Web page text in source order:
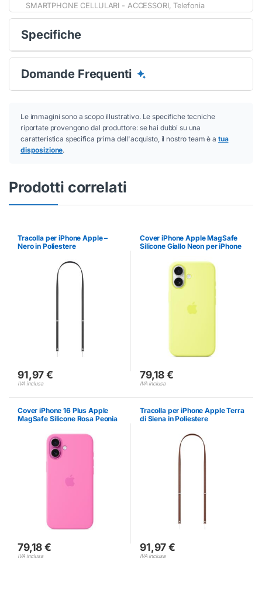
SMARTPHONE CELLULARI - ACCESSORI ,Telefonia
Specifiche
Domande Frequenti
Le immagini sono a scopo illustrativo. Le specifiche tecniche
riportate provengono dal produttore: se hai dubbi su una
caratteristica specifica prima dell'acquisto, il nostro team è a tua
disposizione.
Prodotti correlati
Tracolla per iPhone Apple –
Nero in Poliestere
91,97€
IVA inclusa
Cover iPhone Apple MagSafe
Silicone Giallo Neon per iPhone
79,18€
IVA inclusa
Cover iPhone 16 Plus Apple
MagSafe Silicone Rosa Peonia
79,18€
IVA inclusa
Tracolla per iPhone Apple Terra
di Siena in Poliestere
91,97€
IVA inclusa